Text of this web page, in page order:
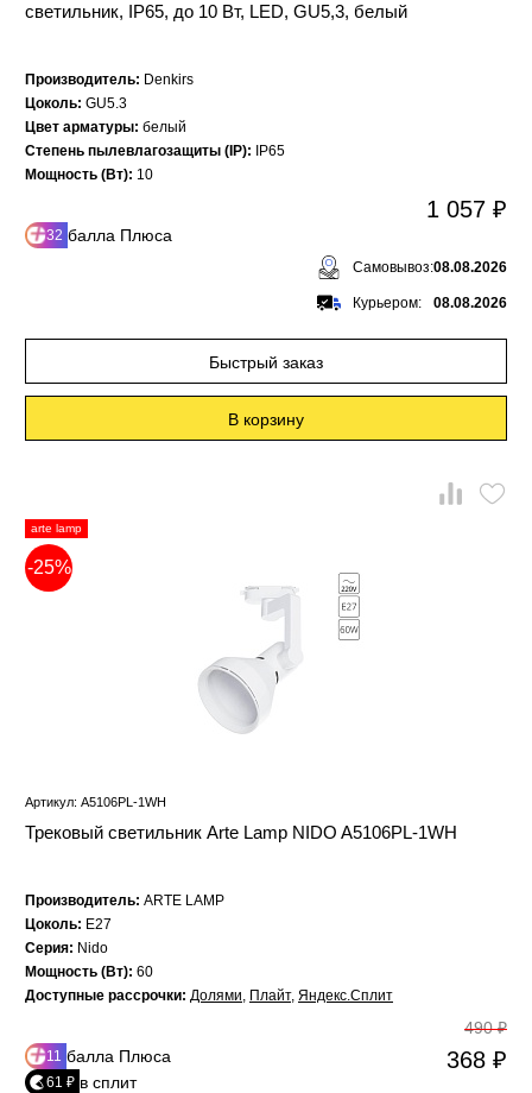
светильник, IP65, до 10 Вт, LED, GU5,3, белый
Производитель: Denkirs
Цоколь: GU5.3
Цвет арматуры: белый
Степень пылевлагозащиты (IP):
IP65
Мощность (Вт): 10
32 балла Плюса
1 057 ₽
Самовывоз:08.08.2026
Курьером: 08.08.2026
Быстрый заказ
В корзину
arte lamp
-25%
Артикул: A5106PL-1WH
Трековый светильник Arte Lamp NIDO A5106PL-1WH
Производитель: ARTE LAMP
Цоколь: E27
Серия: Nido
Мощность (Вт): 60
Доступные рассрочки: Долями, Плайт, Яндекс.Сплит
11 балла Плюса
61 ₽ в сплит
490 ₽
368 ₽